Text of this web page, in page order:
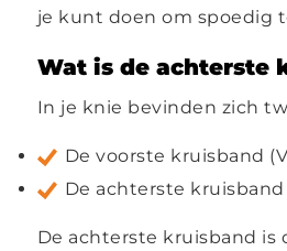
je kunt doen om spoedig
Wat is de achterste
In je knie bevinden zich
De voorste kruisband
De achterste kruisband
De achterste kruisband is